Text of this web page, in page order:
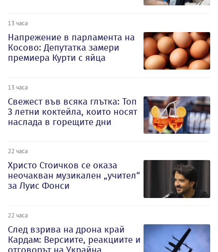
13 часа
Напрежение в парламента на
Косово: Депутатка замери
премиера Курти с яйца
13 часа
Свежест във всяка глътка: Топ
3 летни коктейла, които носят
наслада в горещите дни
22 часа
Христо Стоичков се оказа
неочакван музикален „учител“
за Луис Фонси
22 часа
След взрива на дрона край
Кардам: Версиите, реакциите и